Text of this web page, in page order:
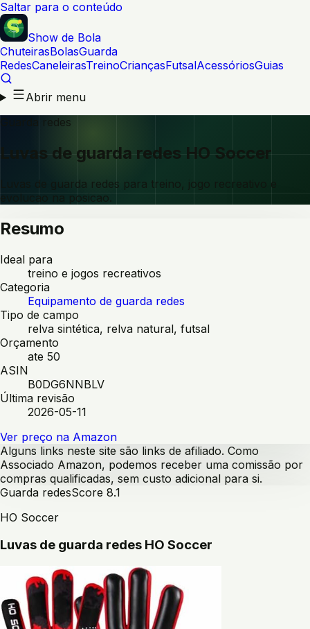
Saltar para o conteúdo
Show de Bola
ChuteirasBolasGuarda
RedesCaneleirasTreinoCriançasFutsalAcessóriosGuias
Abrir menu
Guarda redes
Luvas de guarda redes HO Soccer
Luvas de guarda redes para treino, jogo recreativo e
evolucao na posicao.
Resumo
Ideal para
treino e jogos recreativos
Categoria
Equipamento de guarda redes
Tipo de campo
relva sintética, relva natural, futsal
Orçamento
ate 50
ASIN
B0DG6NNBLV
Última revisão
2026-05-11
Ver preço na Amazon
Alguns links neste site são links de afiliado. Como
Associado Amazon, podemos receber uma comissão por
compras qualificadas, sem custo adicional para si.
Guarda redesScore 8.1
HO Soccer
Luvas de guarda redes HO Soccer